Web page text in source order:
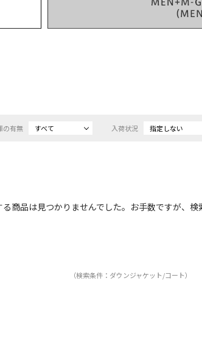
の有無 すべて 入荷状況 指定しない
商品は見つかりませんでした。お手数ですが、検
（検索条件：ダウンジャケット/コート）